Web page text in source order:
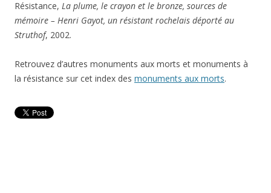
Résistance, La plume, le crayon et le bronze, sources de
mémoire – Henri Gayot, un résistant rochelais déporté au
Struthof, 2002.
Retrouvez d’autres monuments aux morts et monuments à
la résistance sur cet index des monuments aux morts.